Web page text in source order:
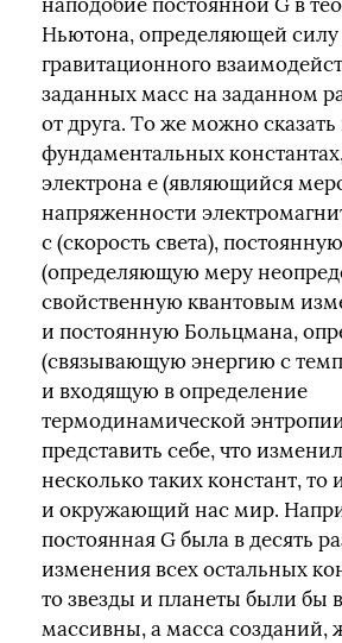
наподобие постоянной G в
Ньютона, определяющей силу
гравитационного
заданных масс на заданном
от друга. То же можно сказать
фундаментальных
электрона e (являющийся
напряженности
c (скорость света),
(определяющую меру
свойственную квантовым
и постоянную Больцмана,
(связывающую энергию с
и входящую в определение
термодинамической
представить себе, что
несколько таких констант,
и окружающий нас мир.
постоянная G была в десять
изменения всех остальных
то звезды и планеты были бы
массивны, а масса созданий,